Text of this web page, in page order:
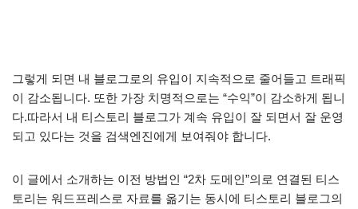
그렇게 되면 내 블로그로의 유입이 지속적으로 줄어들고 트래픽
이 감소됩니다. 또한 가장 치명적으로는 “수익”이 감소하게 됩니
다.따라서 내 티스토리 블로그가 계속 유입이 잘 되면서 잘 운영
되고 있다는 것을 검색엔진에게 보여줘야 합니다.
이 글에서 소개하는 이전 방법인 “2차 도메인”의로 연결된 티스
토리는 워드프레스로 자료를 옮기는 동시에 티스토리 블로그의